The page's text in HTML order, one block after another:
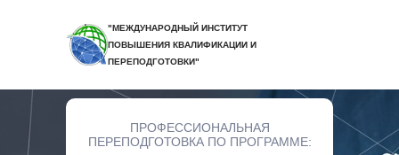
"МЕЖДУНАРОДНЫЙ ИНСТИТУТ
ПОВЫШЕНИЯ КВАЛИФИКАЦИИ И
ПЕРЕПОДГОТОВКИ"
ПРОФЕССИОНАЛЬНАЯ
ПЕРЕПОДГОТОВКА ПО ПРОГРАММЕ: